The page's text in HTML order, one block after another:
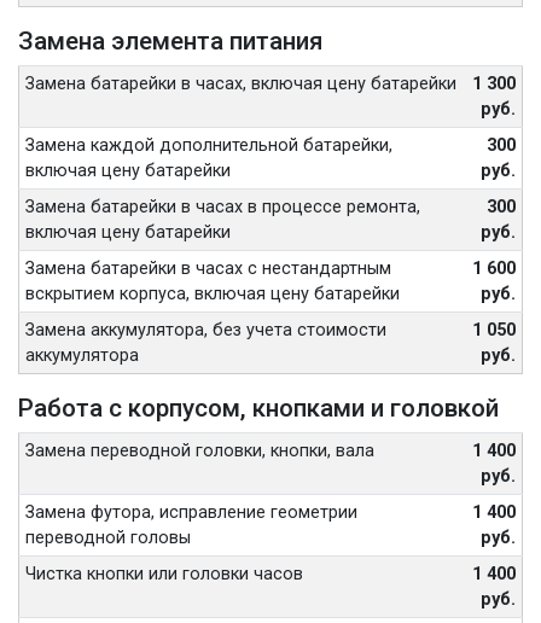
Замена элемента питания
Замена батарейки в часах, включая цену батарейки
1 300
руб.
Замена каждой дополнительной батарейки,
включая цену батарейки
300
руб.
Замена батарейки в часах в процессе ремонта,
включая цену батарейки
300
руб.
Замена батарейки в часах с нестандартным
вскрытием корпуса, включая цену батарейки
1 600
руб.
Замена аккумулятора, без учета стоимости
аккумулятора
1 050
руб.
Работа с корпусом, кнопками и головкой
Замена переводной головки, кнопки, вала
1 400
руб.
Замена футора, исправление геометрии
переводной головы
1 400
руб.
Чистка кнопки или головки часов
1 400
руб.